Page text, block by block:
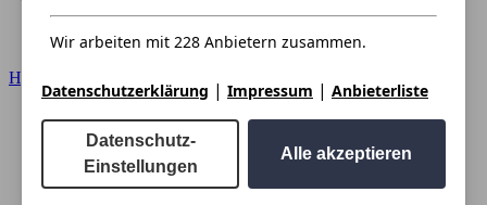
Hyundai
Wir arbeiten mit 228 Anbietern zusammen.
Datenschutzerklärung | Impressum | Anbieterliste
Datenschutz-
Einstellungen
Alle akzeptieren